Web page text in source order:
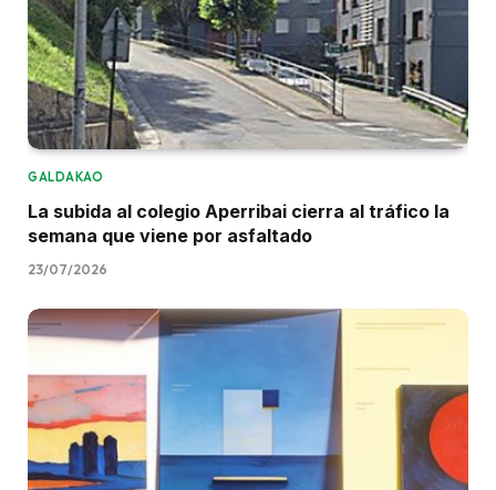
GALDAKAO
La subida al colegio Aperribai cierra al tráfico la
semana que viene por asfaltado
23/07/2026